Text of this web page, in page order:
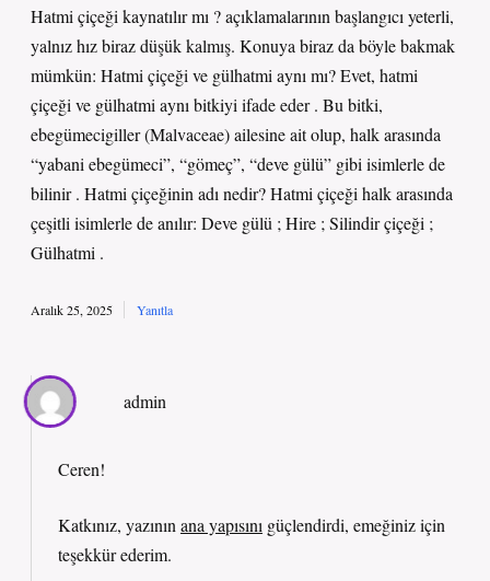
Hatmi çiçeği kaynatılır mı ? açıklamalarının başlangıcı yeterli,
yalnız hız biraz düşük kalmış. Konuya biraz da böyle bakmak
mümkün: Hatmi çiçeği ve gülhatmi aynı mı? Evet, hatmi
çiçeği ve gülhatmi aynı bitkiyi ifade eder . Bu bitki,
ebegümecigiller (Malvaceae) ailesine ait olup, halk arasında
“yabani ebegümeci”, “gömeç”, “deve gülü” gibi isimlerle de
bilinir . Hatmi çiçeğinin adı nedir? Hatmi çiçeği halk arasında
çeşitli isimlerle de anılır: Deve gülü ; Hire ; Silindir çiçeği ;
Gülhatmi .
Aralık 25, 2025 Yanıtla
admin
Ceren!
Katkınız, yazının ana yapısını güçlendirdi, emeğiniz için
teşekkür ederim.